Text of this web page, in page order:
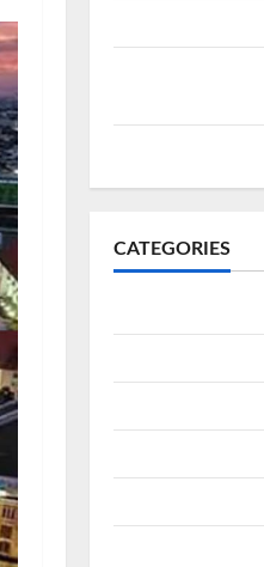
CATEGORIES